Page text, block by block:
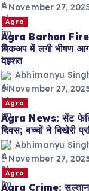
November 27,
Agra
Agra Barhan Fire
पिकअप में लगी भीषण
दहशत
Abhimanyu
November 27,
Agra
Agra News: सेंट
दिवस; बच्चों ने बिखेरी
Abhimanyu
November 27,
Agra
Agra Crime: